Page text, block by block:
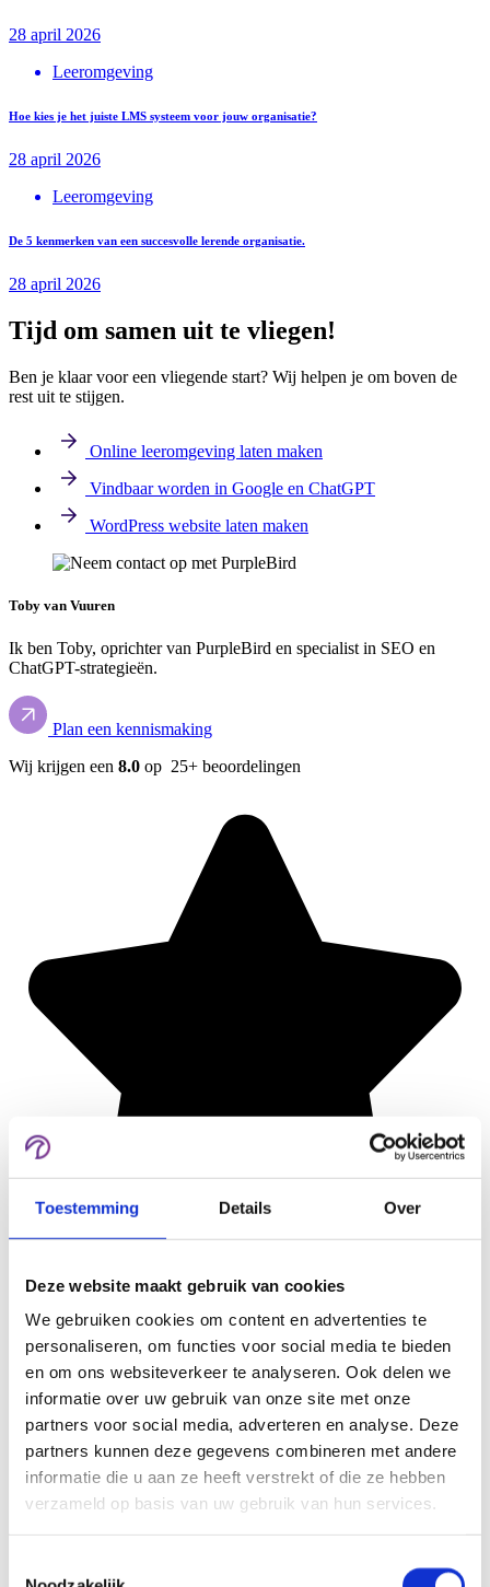
Toestemming Details Over
Deze website maakt gebruik van cookies
We gebruiken cookies om content en advertenties te
personaliseren, om functies voor social media te bieden
en om ons websiteverkeer te analyseren. Ook delen we
informatie over uw gebruik van onze site met onze
partners voor social media, adverteren en analyse. Deze
partners kunnen deze gegevens combineren met andere
informatie die u aan ze heeft verstrekt of die ze hebben
verzameld op basis van uw gebruik van hun services.
28 april 2026
Leeromgeving
Hoe kies je het juiste LMS systeem voor jouw organisatie?
28 april 2026
Leeromgeving
De 5 kenmerken van een succesvolle lerende organisatie.
28 april 2026
Tijd om samen uit te vliegen!
Ben je klaar voor een vliegende start? Wij helpen je om boven de
rest uit te stijgen.
Online leeromgeving laten maken
Vindbaar worden in Google en ChatGPT
WordPress website laten maken
Toby van Vuuren
Ik ben Toby, oprichter van PurpleBird en specialist in SEO en
ChatGPT-strategieën.
Plan een kennismaking
Wij krijgen een 8.0 op 25+ beoordelingen